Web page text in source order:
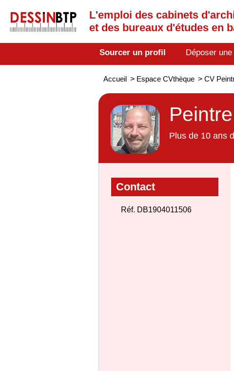
L'emploi des cabinets
et des bureaux d'études en
Sourcer un profil Déposer
Accueil > Espace CVthèque > CV
Plus de 10 ans
Contact
Réf. DB1904011506